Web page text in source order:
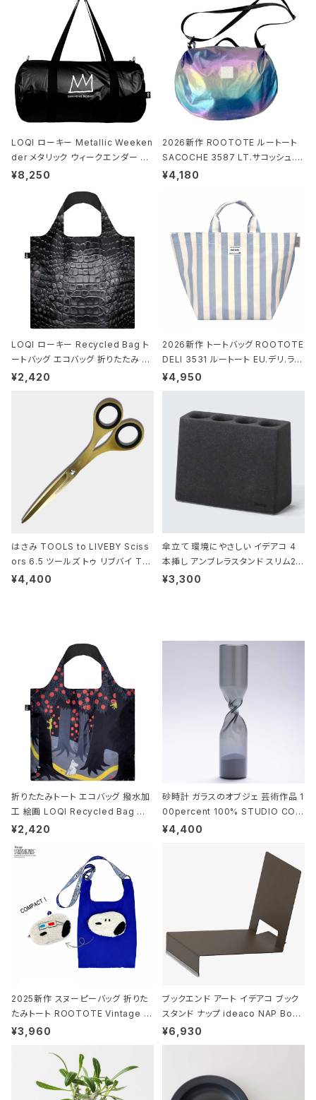
LOQI ローキー Metallic Weeken
der メタリック ウィークエンダー ボ
ストンバッグ ショルダーバッグ JEAN
ck ジャン=ミッシェル・バスキア/クラ
ウン ブラック
¥8,250
2026新作 ROOTOTE ルートート
SACOCHE 3587 LT.サコッシュ.ル
ミエ-B ショルダーバッグ グロスネイ
¥4,180
LOQI ローキー Recycled Bag ト
ートバッグ エコバッグ 折りたたみ 大
きめ 撥水加工 収納ポーチ CROCO
¥2,420
2026新作 トートバッグ ROOTOTE
DELI 3531 ルートート EU.デリ.ラミ
ネート-W サックス・ホワイト
¥4,950
はさみ TOOLS to LIVEBY Sciss
ors 6.5 ツールズ トゥ リブバイ TL
010 シザーズ 6.5 ゴールド
¥4,400
傘立て 環境にやさしい イデアコ 4
本挿し アンブレラスタンド スリム2 i
deaco Umbrella Stand slim2 s
¥3,300
折りたたみトート エコバッグ 撥水加
工 絵画 LOQI Recycled Bag ロ
ーキー 大きめ トートバッグ MOOMI
¥2,420
砂時計 ガラスのオブジェ 芸術作品 1
00percent 100% STUDIO COH
AKU Timeless 100パーセント ス
¥4,400
2025新作 スヌーピーバッグ 折りた
たみトート ROOTOTE Vintage P
EANUTS ROO-shopper mid 84
ド.ピーナッツ-0P 3Dグラス
¥3,960
ブックエンド アート イデアコ ブック
スタンド ナップ ideaco NAP Book
stand ブラウン
¥6,930